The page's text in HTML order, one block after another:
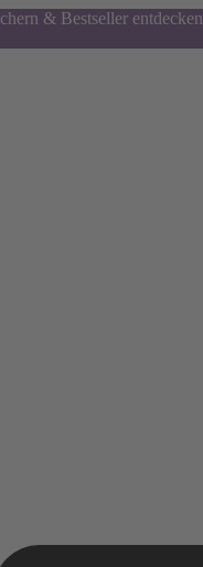
& Bestseller entdecken